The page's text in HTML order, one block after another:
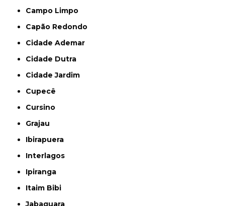
Campo Limpo
Capão Redondo
Cidade Ademar
Cidade Dutra
Cidade Jardim
Cupecê
Cursino
Grajau
Ibirapuera
Interlagos
Ipiranga
Itaim Bibi
Jabaquara